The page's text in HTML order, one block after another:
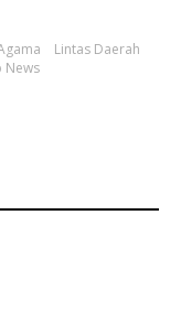
Lintas Daerah
News